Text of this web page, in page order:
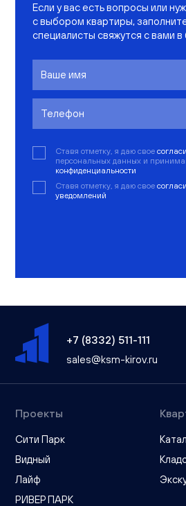
Если у вас есть вопросы или
с выбором квартиры,
специалисты свяжутся с вами
Ставя отметку, я даю свое
персональных данных и
конфиденциальности
Ставя отметку, я даю свое
уведомлений
+7 (8332) 511-111
sales@ksm-kirov.ru
Проекты
Сити Парк
Видный
Лайф
РИВЕР ПАРК